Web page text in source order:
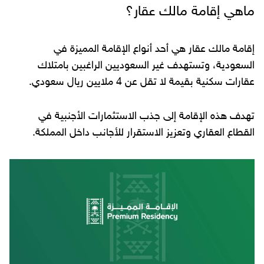
ماهي إقامة مالك عقار؟
إقامة مالك عقار هي أحد أنواع الإقامة المميزة في
السعودية، وتستهدف غير السعوديين الراغبين بامتلاك
عقارات سكنية بقيمة لا تقل عن 4 ملايين ريال سعودي.
تهدف هذه الإقامة إلى جذب الاستثمارات الأجنبية في
القطاع العقاري وتعزيز الاستقرار للأجانب داخل المملكة.